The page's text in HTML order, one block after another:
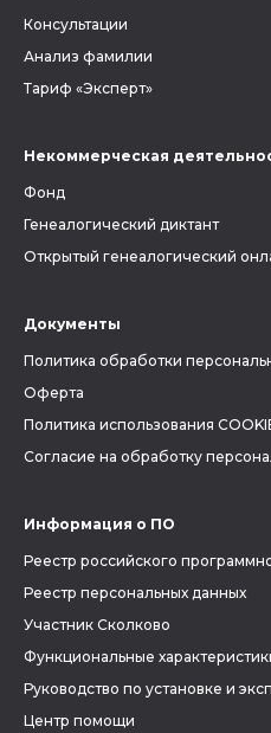
Консультации
Анализ фамилии
Тариф «Эксперт»
Некоммерческая
Фонд
Генеалогический диктант
Открытый генеалогический
Документы
Политика обработки
Оферта
Политика использования
Согласие на обработку
Информация о ПО
Реестр российского
Реестр персональных данных
Участник Сколково
Функциональные
Руководство по установке и
Центр помощи